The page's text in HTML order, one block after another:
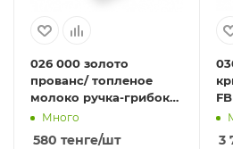
026 000 золото
прованс/ топленое
молоко ручка-грибок
FBМного
580 тенге/шт
FB
3